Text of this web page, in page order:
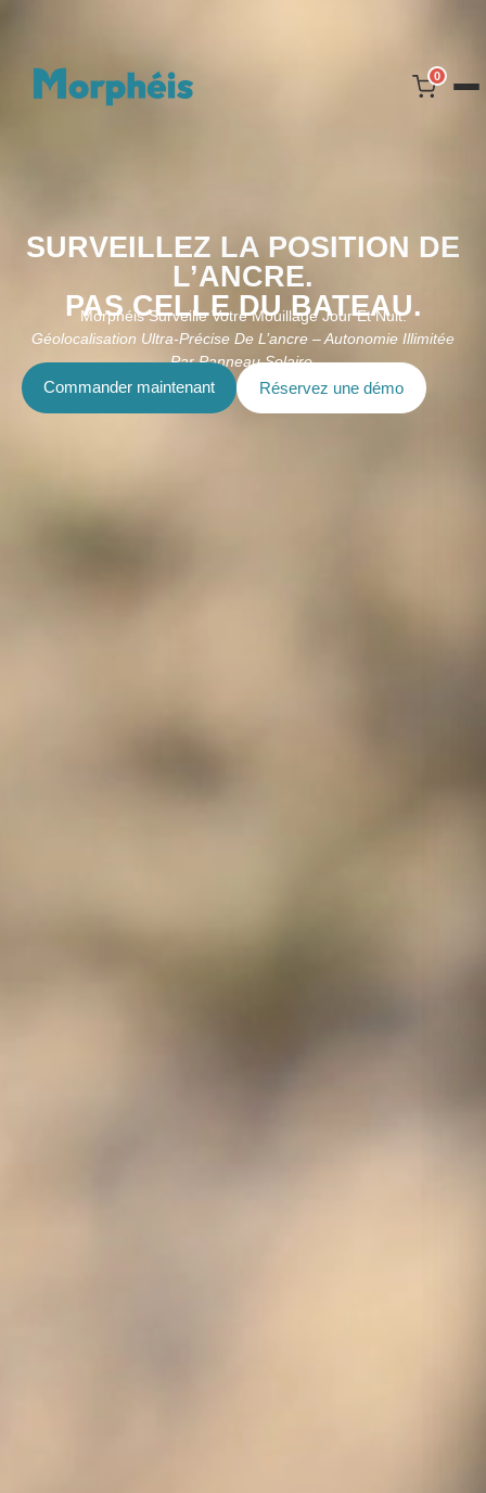
0
SURVEILLEZ LA POSITION DE
L’ANCRE.
PAS CELLE DU BATEAU.
Morphéis Surveille Votre Mouillage Jour Et Nuit.
Géolocalisation Ultra-Précise De L’ancre – Autonomie Illimitée
Par Panneau Solaire.
Commander maintenant Réservez une démo